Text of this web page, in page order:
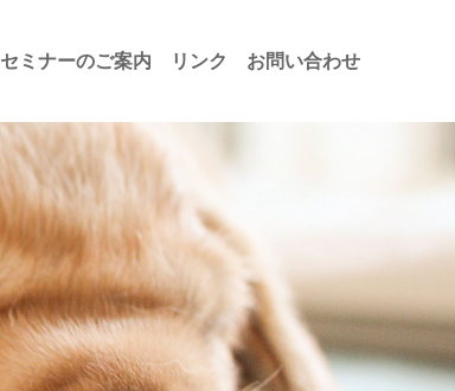
セミナーのご案内 リンク お問い合わせ